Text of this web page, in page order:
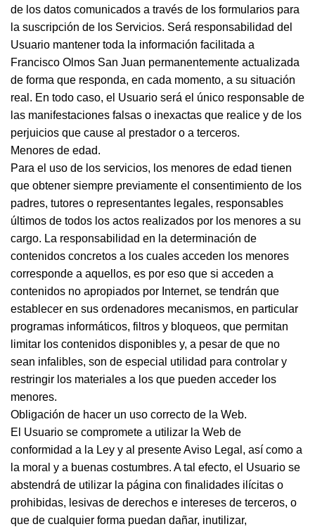
de los datos comunicados a través de los formularios para
la suscripción de los Servicios. Será responsabilidad del
Usuario mantener toda la información facilitada a
Francisco Olmos San Juan permanentemente actualizada
de forma que responda, en cada momento, a su situación
real. En todo caso, el Usuario será el único responsable de
las manifestaciones falsas o inexactas que realice y de los
perjuicios que cause al prestador o a terceros.
Menores de edad.
Para el uso de los servicios, los menores de edad tienen
que obtener siempre previamente el consentimiento de los
padres, tutores o representantes legales, responsables
últimos de todos los actos realizados por los menores a su
cargo. La responsabilidad en la determinación de
contenidos concretos a los cuales acceden los menores
corresponde a aquellos, es por eso que si acceden a
contenidos no apropiados por Internet, se tendrán que
establecer en sus ordenadores mecanismos, en particular
programas informáticos, filtros y bloqueos, que permitan
limitar los contenidos disponibles y, a pesar de que no
sean infalibles, son de especial utilidad para controlar y
restringir los materiales a los que pueden acceder los
menores.
Obligación de hacer un uso correcto de la Web.
El Usuario se compromete a utilizar la Web de
conformidad a la Ley y al presente Aviso Legal, así como a
la moral y a buenas costumbres. A tal efecto, el Usuario se
abstendrá de utilizar la página con finalidades ilícitas o
prohibidas, lesivas de derechos e intereses de terceros, o
que de cualquier forma puedan dañar, inutilizar,